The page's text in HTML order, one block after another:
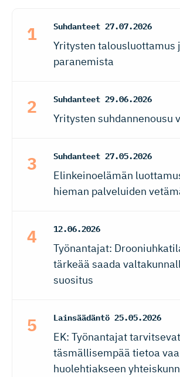
Suhdanteet 27.07.2026
Yritysten talousluottamus
paranemista
Suhdanteet 29.06.2026
Yritysten suhdannenousu
Suhdanteet 27.05.2026
Elinkeinoelämän
hieman palveluiden
12.06.2026
Työnantajat:
tärkeää saada
suositus
Lainsäädäntö 25.05.2026
EK: Työnantajat tarvitsevat
täsmällisempää tietoa
huolehtiakseen